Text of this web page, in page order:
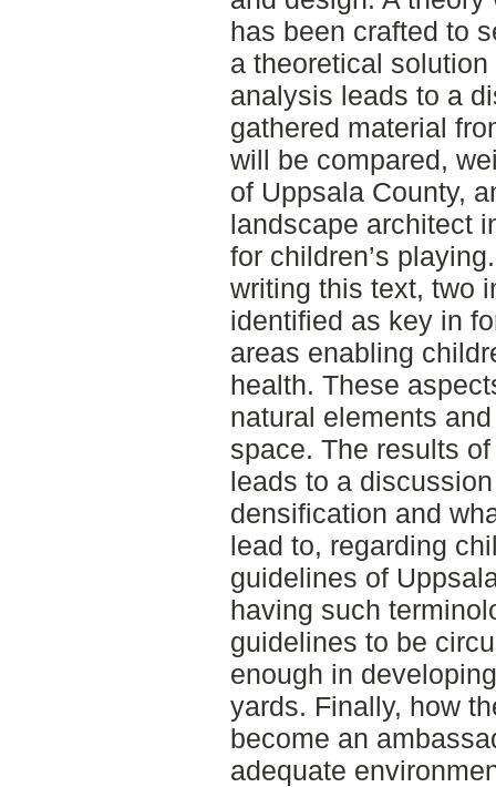
has been crafted to
a theoretical
analysis leads to a
gathered material
will be compared,
of Uppsala County,
landscape architect
for children’s
writing this text, two
identified as key in
areas enabling
health. These
natural elements
space. The results
leads to a
densification and
lead to, regarding
guidelines of
having such
guidelines to be
enough in
yards. Finally, how
become an
adequate